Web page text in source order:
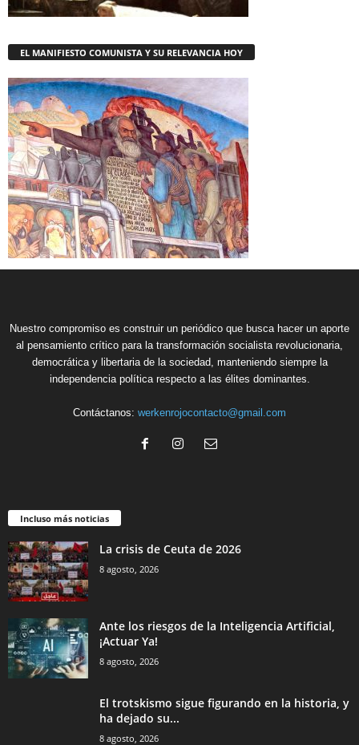
EL MANIFIESTO COMUNISTA Y SU RELEVANCIA HOY
Nuestro compromiso es construir un periódico que busca hacer un aporte
al pensamiento crítico para la transformación socialista revolucionaria,
democrática y libertaria de la sociedad, manteniendo siempre la
independencia política respecto a las élites dominantes.
Contáctanos: werkenrojocontacto@gmail.com
Incluso más noticias
La crisis de Ceuta de 2026
8 agosto, 2026
Ante los riesgos de la Inteligencia Artificial,
¡Actuar Ya!
8 agosto, 2026
El trotskismo sigue figurando en la historia, y
ha dejado su...
8 agosto, 2026